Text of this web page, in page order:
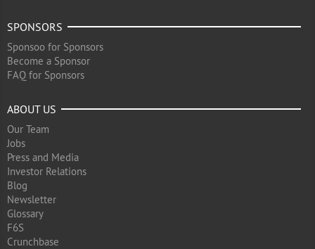
SPONSORS
Sponsoo for Sponsors
Become a Sponsor
FAQ for Sponsors
ABOUT US
Our Team
Jobs
Press and Media
Investor Relations
Blog
Newsletter
Glossary
F6S
Crunchbase